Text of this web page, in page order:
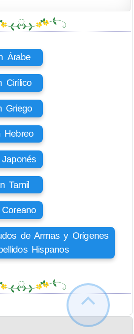
Árabe
Cirílico
Griego
Hebreo
Tamil
de Armas y Orígenes
Hispanos